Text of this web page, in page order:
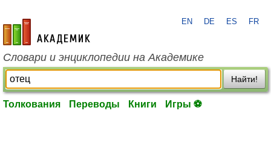
academic.ru
EN DE ES FR
Словари и энциклопедии на Академике
Найти!
Толкования Переводы Книги Игры ⚽